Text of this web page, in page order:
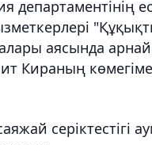
департаментінің
аясында
Кираның
серіктестігі